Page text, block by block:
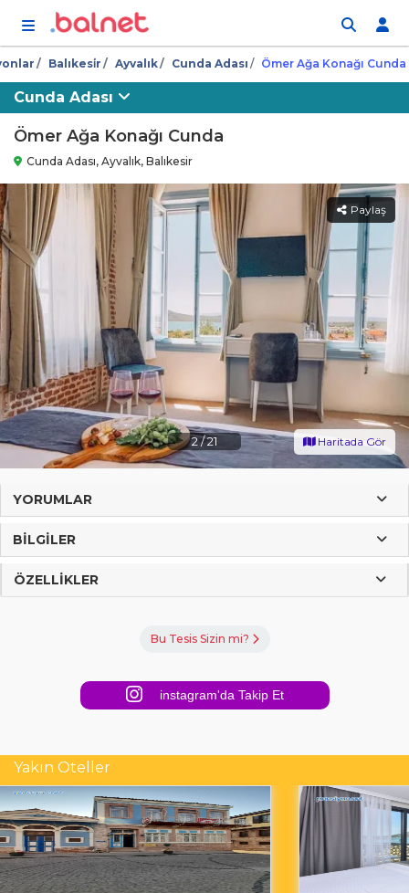
Balıkesi̇r Ayvalık Cunda Adası Ömer Ağa Konağı Cunda
Cunda Adası
Ömer Ağa Konağı Cunda
Cunda Adası, Ayvalık, Balıkesir
2/21
Paylaş
Haritada Gör
YORUMLAR
BILGILER
ÖZELLIKLER
Bu Tesis Sizin mi?
instagram'da Takip Et
Yakın Oteller